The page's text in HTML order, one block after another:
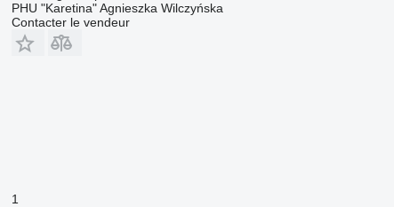
PHU "Karetina" Agnieszka Wilczyńska
Contacter le vendeur
1